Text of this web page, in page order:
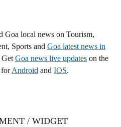
Goa local news on Tourism,
Sports and Goa latest news in
Goa news live updates on the
forAndroid and IOS.
/ WIDGET